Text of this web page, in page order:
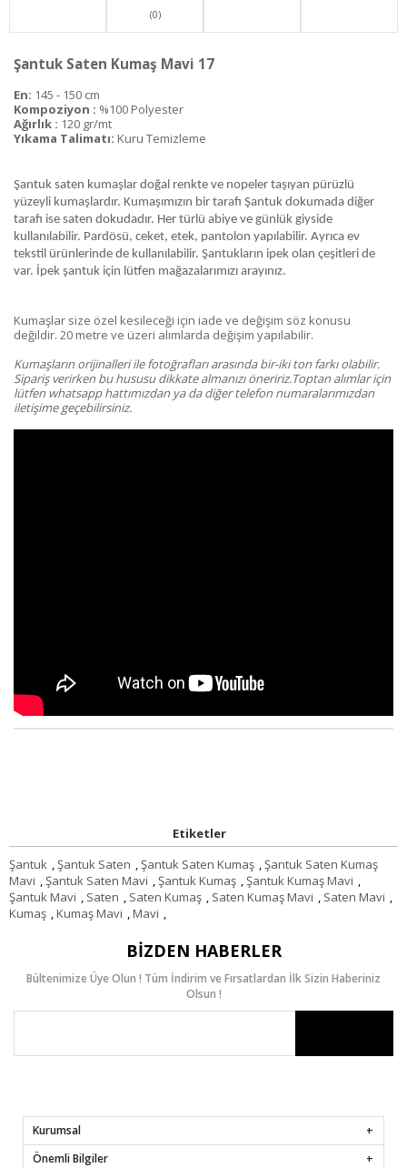
(0)
Şantuk Saten Kumaş Mavi 17
En: 145 - 150 cm
Kompoziyon : %100 Polyester
Ağırlık : 120 gr/mt
Yıkama Talimatı: Kuru Temizleme
Şantuk saten kumaşlar doğal renkte ve nopeler taşıyan pürüzlü
yüzeyli kumaşlardır. Kumaşımızın bir tarafı Şantuk dokumada diğer
tarafı ise saten dokudadır. Her türlü abiye ve günlük giyside
kullanılabilir. Pardösü, ceket, etek, pantolon yapılabilir. Ayrıca ev
tekstil ürünlerinde de kullanılabilir. Şantukların ipek olan çeşitleri de
var. İpek şantuk için lütfen mağazalarımızı arayınız.
Kumaşlar size özel kesileceği için iade ve değişim söz konusu
değildir. 20 metre ve üzeri alımlarda değişim yapılabilir.
Kumaşların orijinalleri ile fotoğrafları arasında bir-iki ton farkı olabilir.
Sipariş verirken bu hususu dikkate almanızı öneririz.Toptan alımlar için
lütfen whatsapp hattımızdan ya da diğer telefon numaralarımızdan
iletişime geçebilirsiniz.
Etiketler
Şantuk ,Şantuk Saten ,Şantuk Saten Kumaş ,Şantuk Saten Kumaş
Mavi ,Şantuk Saten Mavi ,Şantuk Kumaş ,Şantuk Kumaş Mavi ,
Şantuk Mavi , Saten , Saten Kumaş , Saten Kumaş Mavi , Saten Mavi ,
Kumaş ,Kumaş Mavi ,Mavi ,
BIZDEN HABERLER
Bültenimize Üye Olun ! Tüm İndirim ve Fırsatlardan İlk Sizin Haberiniz
Olsun !
Kurumsal
Önemli Bilgiler